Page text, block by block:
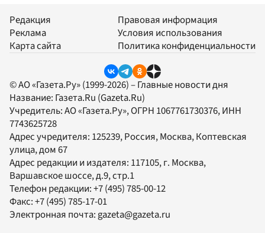
Редакция
Реклама
Карта сайта
Правовая информация
Условия использования
Политика конфиденциальности
© АО «Газета.Ру» (1999-2026) – Главные новости дня
Название: Газета.Ru (Gazeta.Ru)
Учредитель:АО «Газета.Ру», ОГРН 1067761730376, ИНН
7743625728
Адрес учредителя: 125239, Россия, Москва, Коптевская
улица, дом 67
Адрес редакции и издателя: 117105, г. Москва,
Варшавское шоссе, д.9, стр.1
Телефон редакции:+7 (495) 785-00-12
Факс:+7 (495) 785-17-01
Электронная почта:gazeta@gazeta.ru